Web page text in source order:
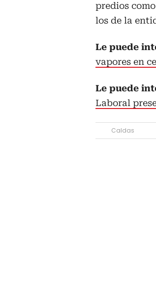
predios
los de la
Le puede
vapores en
Le puede
Laboral
Caldas